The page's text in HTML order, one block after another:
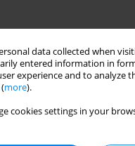
data collected when
entered information in
experience and to analyze
more).
cookies settings in your